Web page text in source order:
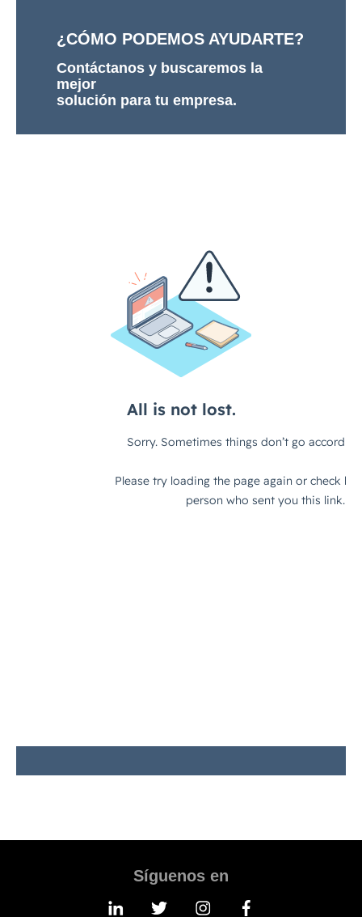
¿CÓMO PODEMOS AYUDARTE?
Contáctanos y buscaremos la
mejor
solución para tu empresa.
Síguenos en